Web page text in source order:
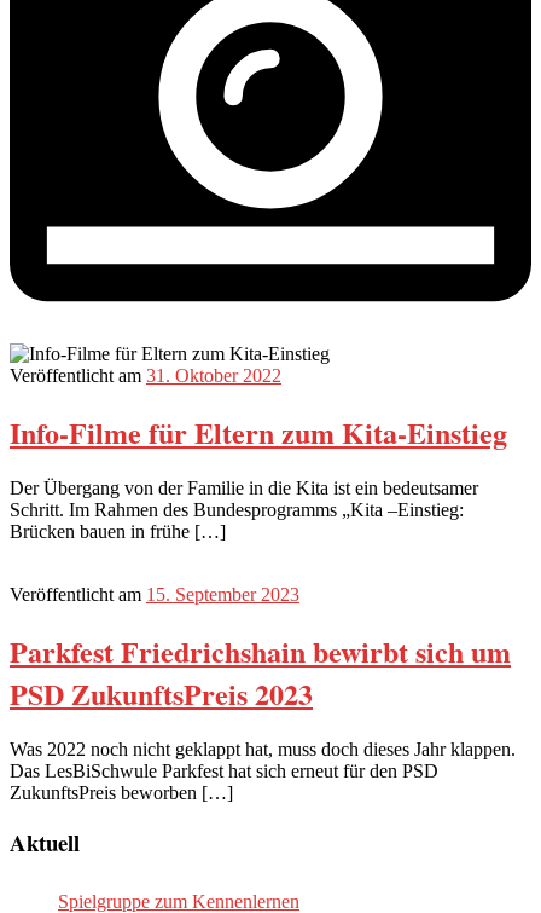
Veröffentlicht am 31. Oktober 2022
Info-Filme für Eltern zum Kita-Einstieg
Der Übergang von der Familie in die Kita ist ein bedeutsamer
Schritt. Im Rahmen des Bundesprogramms „Kita –Einstieg:
Brücken bauen in frühe […]
Veröffentlicht am 15. September 2023
Parkfest Friedrichshain bewirbt sich um
PSD ZukunftsPreis 2023
Was 2022 noch nicht geklappt hat, muss doch dieses Jahr klappen.
Das LesBiSchwule Parkfest hat sich erneut für den PSD
ZukunftsPreis beworben […]
Aktuell
Spielgruppe zum Kennenlernen